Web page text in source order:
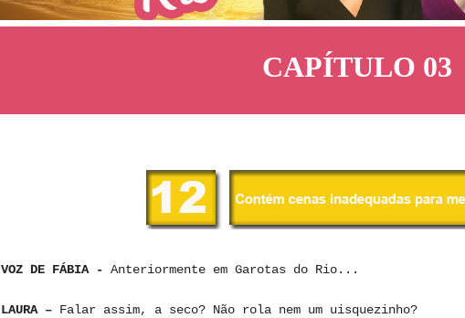
CAPÍTULO 03
VOZ DE FÁBIA - Anteriormente em Garotas do Rio...
LAURA – Falar assim, a seco? Não rola nem um uisquezinho?